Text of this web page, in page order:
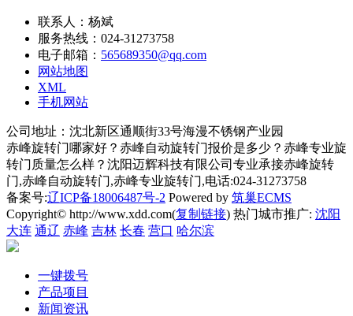
联系人：杨斌
服务热线：024-31273758
电子邮箱： 565689350@qq.com
网站地图
XML
手机网站
公司地址：沈北新区通顺街33号海漫不锈钢产业园
赤峰旋转门哪家好？赤峰自动旋转门报价是多少？赤峰专业旋
转门质量怎么样？沈阳迈辉科技有限公司专业承接赤峰旋转
门,赤峰自动旋转门,赤峰专业旋转门,电话:024-31273758
备案号:辽ICP备18006487号-2 Powered by 筑巢ECMS
Copyright© http://www.xdd.com(复制链接) 热门城市推广: 沈阳
大连 通辽 赤峰 吉林 长春 营口 哈尔滨
一键拨号
产品项目
新闻资讯